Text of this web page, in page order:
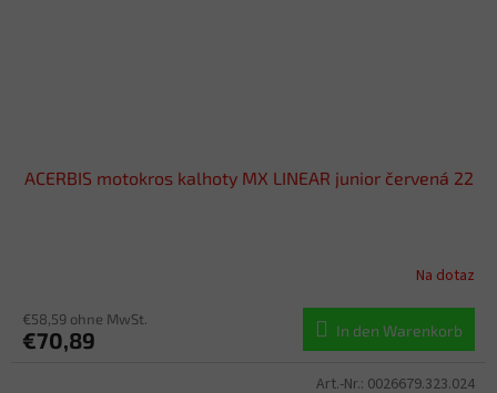
ACERBIS motokros kalhoty MX LINEAR junior červená 22
Na dotaz
€58,59 ohne MwSt.
€70,89 In den Warenkorb
Art.-Nr.: 0026679.323.024